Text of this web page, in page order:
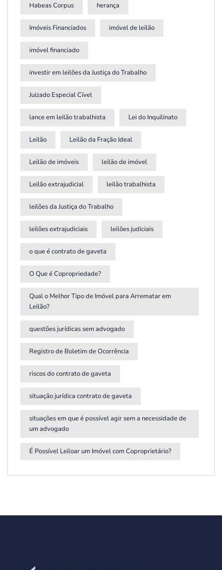
Habeas Corpus herança
Imóveis Financiados imóvel de leilão
imóvel financiado
investir em leilões da Justiça do Trabalho
Juizado Especial Cível
lance em leilão trabalhista Lei do Inquilinato
Leilão Leilão da Fração Ideal
Leilão de imóveis leilão de imóvel
Leilão extrajudicial leilão trabalhista
leilões da Justiça do Trabalho
leilões extrajudiciais leilões judiciais
o que é contrato de gaveta
O Que é Copropriedade?
Qual o Melhor Tipo de Imóvel para Arrematar em
Leilão?
questões jurídicas sem advogado
Registro de Boletim de Ocorrência
riscos do contrato de gaveta
situação jurídica contrato de gaveta
situações em que é possível agir sem a necessidade de
um advogado
É Possível Leiloar um Imóvel com Coproprietário?